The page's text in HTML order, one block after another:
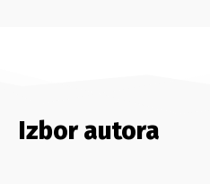
Izbor autora